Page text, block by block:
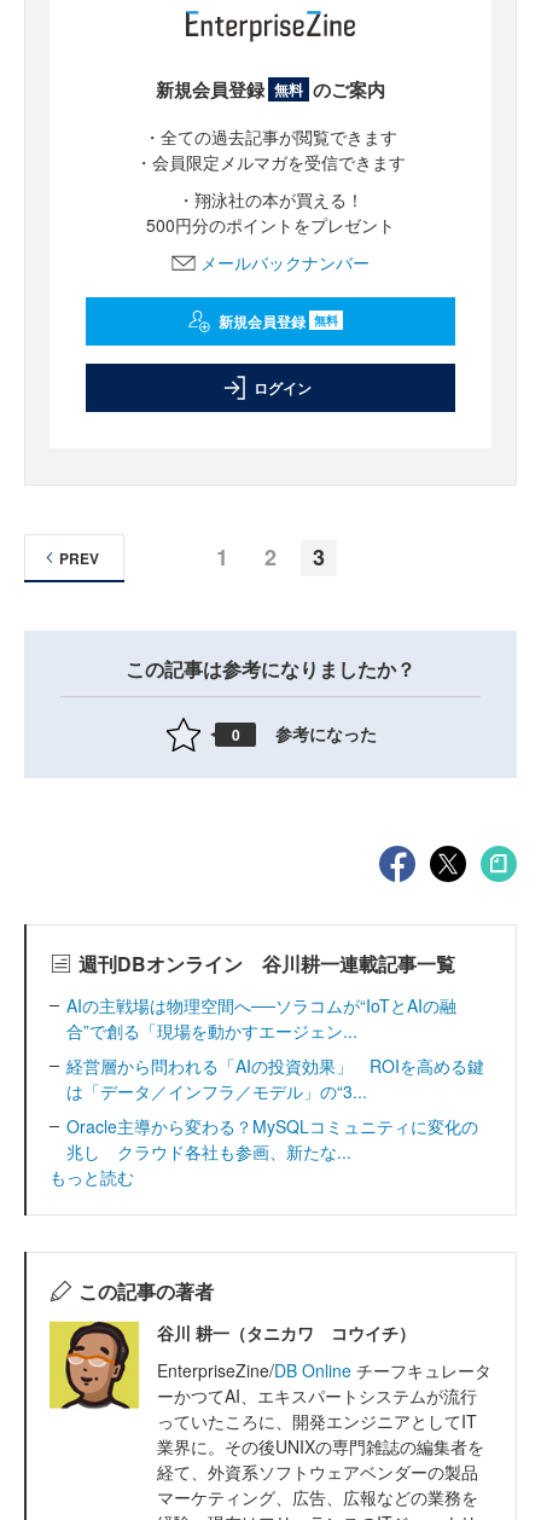
新規会員登録 無料 のご案内
・全ての過去記事が閲覧できます
・会員限定メルマガを受信できます
・翔泳社の本が買える！
500円分のポイントをプレゼント
メールバックナンバー
新規会員登録 無料
ログイン
1 2 3
PREV
この記事は参考になりましたか？
0 参考になった
週刊DBオンライン 谷川耕一連載記事一覧
AIの主戦場は物理空間へ──ソラコムが“IoTとAIの融
合”で創る「現場を動かすエージェン...
経営層から問われる「AIの投資効果」 ROIを高める鍵
は「データ／インフラ／モデル」の“3...
Oracle主導から変わる？MySQLコミュニティに変化の
兆し クラウド各社も参画、新たな...
もっと読む
この記事の著者
谷川 耕一（タニカワ コウイチ）
EnterpriseZine/DB Online チーフキュレータ
ーかつてAI、エキスパートシステムが流行
っていたころに、開発エンジニアとしてIT
業界に。その後UNIXの専門雑誌の編集者を
経て、外資系ソフトウェアベンダーの製品
マーケティング、広告、広報などの業務を